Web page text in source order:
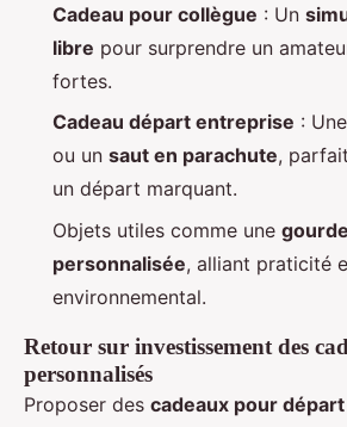
Cadeau pour collègue : Un
libre pour surprendre un
fortes.
Cadeau départ entreprise : Une
ou un saut en parachute,
un départ marquant.
Objets utiles comme une
personnalisée, alliant praticité
environnemental.
Retour sur investissement des
personnalisés
Proposer des cadeaux pour